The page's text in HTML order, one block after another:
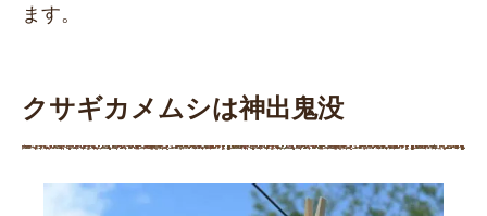
ます。
クサギカメムシは神出鬼没